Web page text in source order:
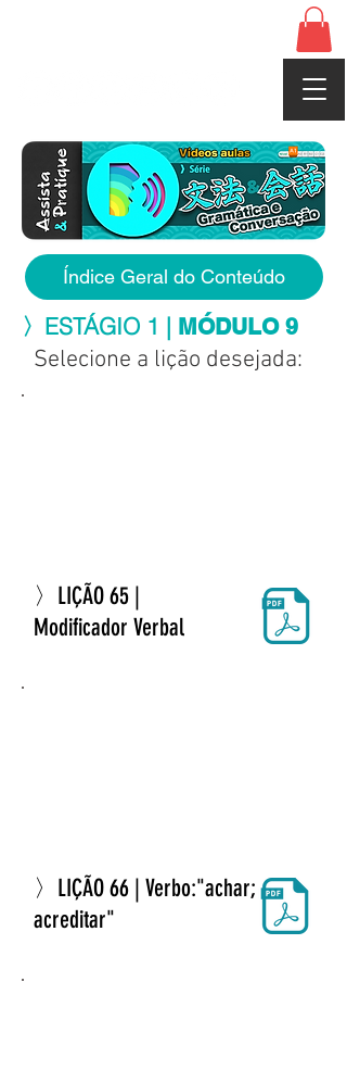
Índice Geral do Conteúdo
〉ESTÁGIO 1 | MÓDULO 9
Selecione a lição desejada:
〉LIÇÃO 65 |
Modificador Verbal
〉LIÇÃO 66 | Verbo:"achar;
acreditar"